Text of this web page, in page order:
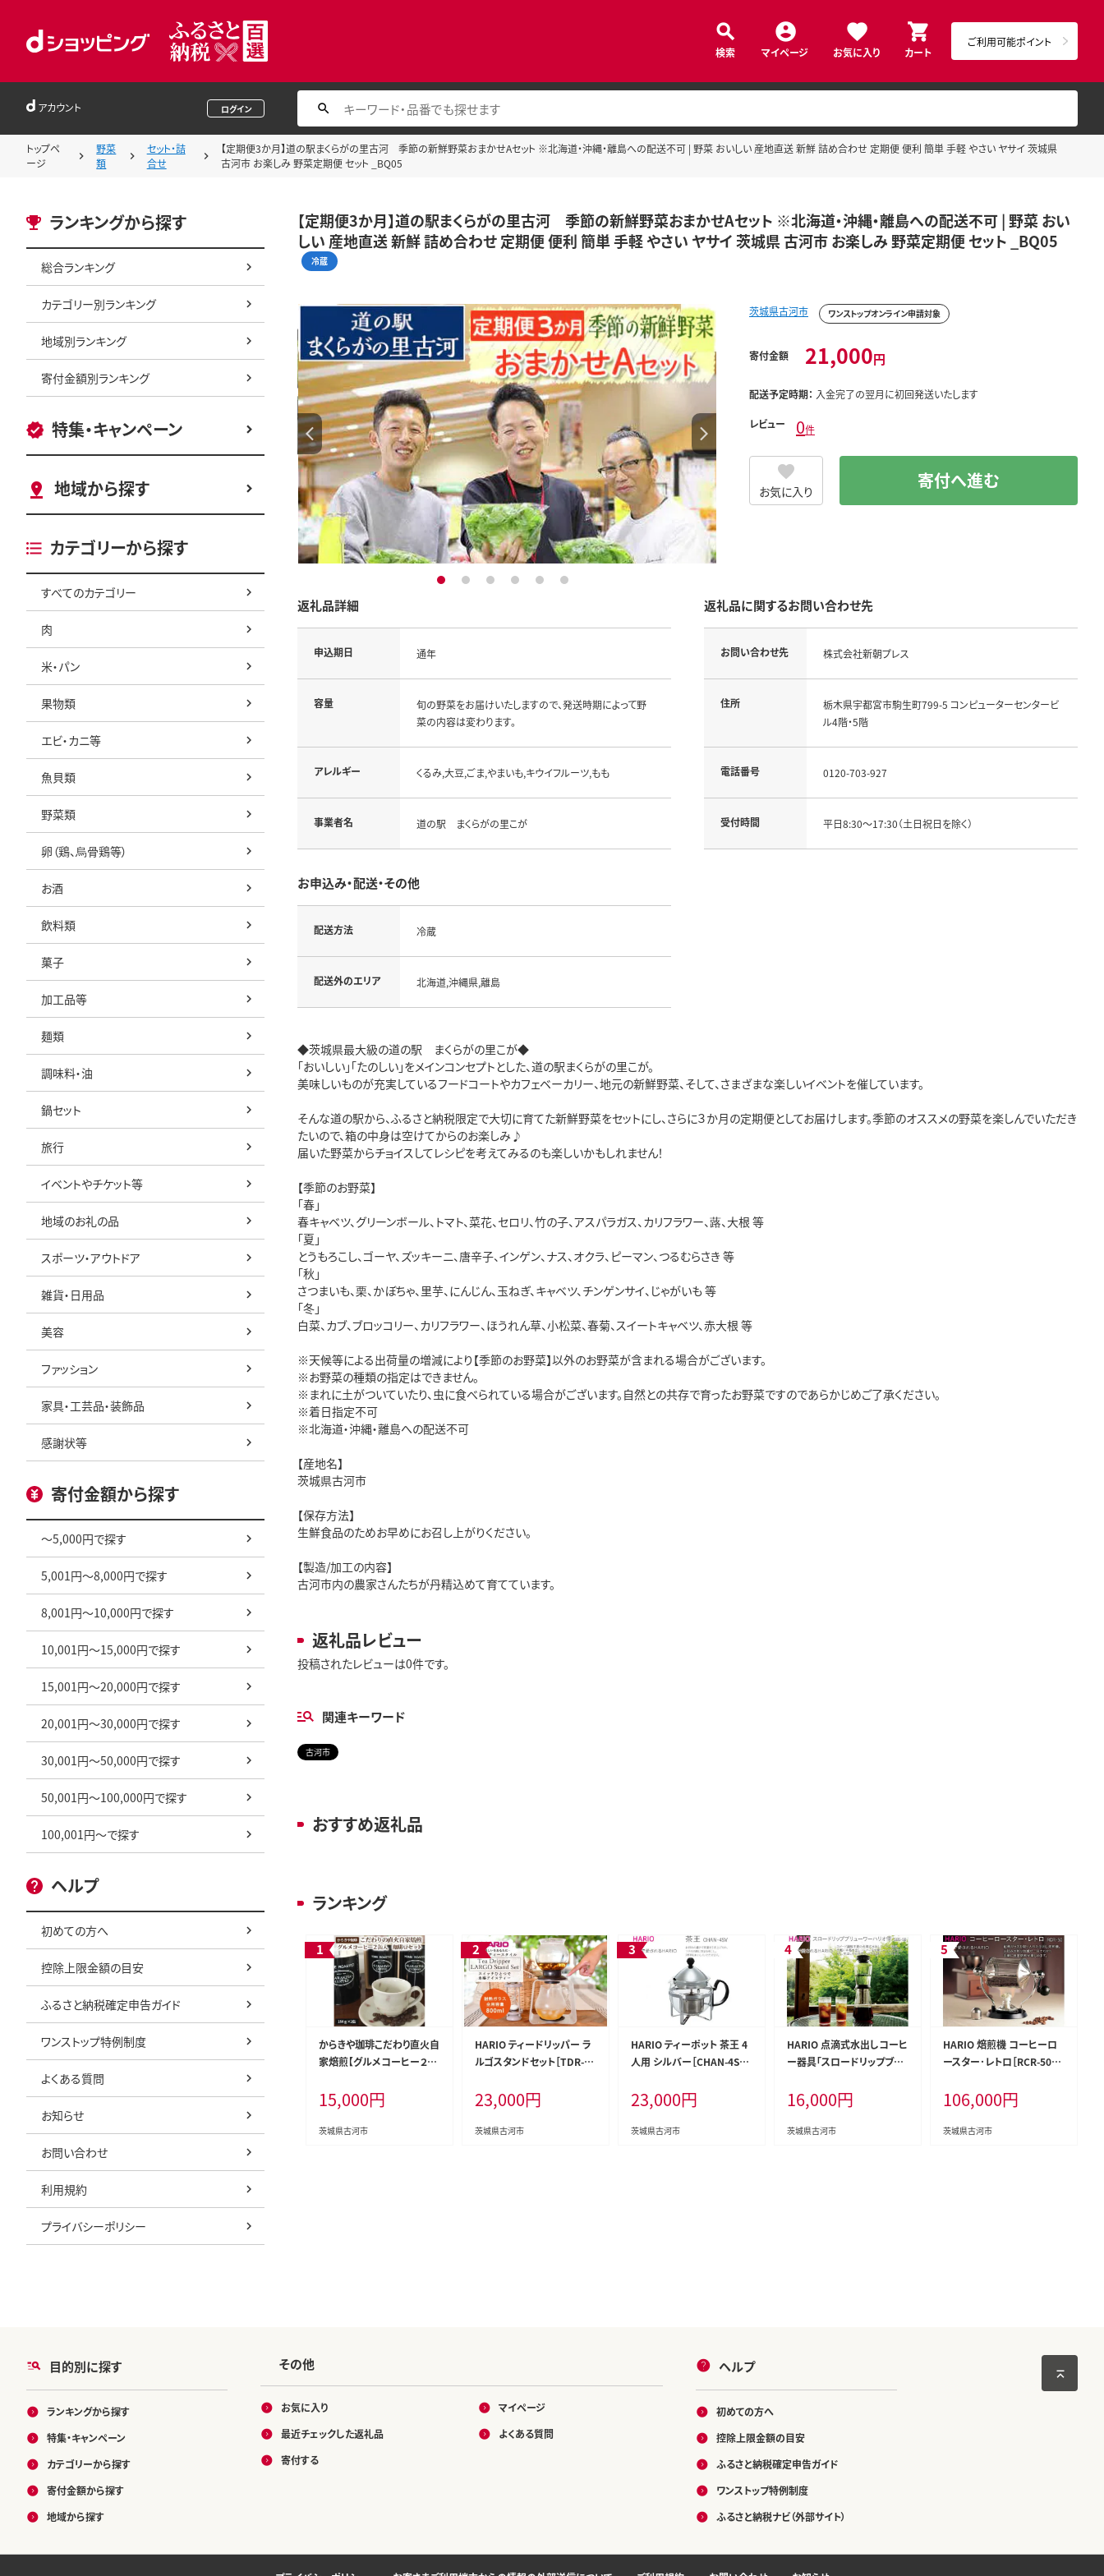
検索 マイページ お気に入り カート
ご利用可能ポイント
アカウント ログイン
トップペ
ージ
野菜
類
セット・詰
合せ
【定期便3か月】道の駅まくらがの里古河 季節の新鮮野菜おまかせAセット ※北海道・沖縄・離島への配送不可 | 野菜 おいしい 産地直送 新鮮 詰め合わせ 定期便 便利 簡単 手軽 やさい ヤサイ 茨城県
古河市 お楽しみ 野菜定期便 セット _BQ05
ランキングから探す
総合ランキング
カテゴリー別ランキング
地域別ランキング
寄付金額別ランキング
特集・キャンペーン
地域から探す
カテゴリーから探す
すべてのカテゴリー
肉
米・パン
果物類
エビ・カニ等
魚貝類
野菜類
卵（鶏、烏骨鶏等）
お酒
飲料類
菓子
加工品等
麺類
調味料・油
鍋セット
旅行
イベントやチケット等
地域のお礼の品
スポーツ・アウトドア
雑貨・日用品
美容
ファッション
家具・工芸品・装飾品
感謝状等
寄付金額から探す
～5,000円で探す
5,001円～8,000円で探す
8,001円～10,000円で探す
10,001円～15,000円で探す
15,001円～20,000円で探す
20,001円～30,000円で探す
30,001円～50,000円で探す
50,001円～100,000円で探す
100,001円～で探す
ヘルプ
初めての方へ
控除上限金額の目安
ふるさと納税確定申告ガイド
ワンストップ特例制度
よくある質問
お知らせ
お問い合わせ
利用規約
プライバシーポリシー
【定期便3か月】道の駅まくらがの里古河 季節の新鮮野菜おまかせAセット ※北海道・沖縄・離島への配送不可 | 野菜 おい
しい 産地直送 新鮮 詰め合わせ 定期便 便利 簡単 手軽 やさい ヤサイ 茨城県 古河市 お楽しみ 野菜定期便 セット _BQ05
冷蔵
1 2 3 4 5 6
茨城県古河市 ワンストップオンライン申請対象
寄付金額 21,000円
配送予定時期： 入金完了の翌月に初回発送いたします
レビュー 0件
お気に入り 寄付へ進む
返礼品詳細
申込期日 通年
容量
旬の野菜をお届けいたしますので、発送時期によって野
菜の内容は変わります。
アレルギー くるみ,大豆,ごま,やまいも,キウイフルーツ,もも
事業者名 道の駅 まくらがの里こが
お申込み・配送・その他
配送方法 冷蔵
配送外のエリア 北海道,沖縄県,離島
返礼品に関するお問い合わせ先
お問い合わせ先 株式会社新朝プレス
住所
栃木県宇都宮市駒生町799-5 コンピューターセンタービ
ル4階・5階
電話番号 0120-703-927
受付時間 平日8:30～17:30（土日祝日を除く）
◆茨城県最大級の道の駅 まくらがの里こが◆
「おいしい」「たのしい」をメインコンセプトとした、道の駅まくらがの里こが。
美味しいものが充実しているフードコートやカフェベーカリー、地元の新鮮野菜、そして、さまざまな楽しいイベントを催しています。
そんな道の駅から、ふるさと納税限定で大切に育てた新鮮野菜をセットにし、さらに３か月の定期便としてお届けします。季節のオススメの野菜を楽しんでいただき
たいので、箱の中身は空けてからのお楽しみ♪
届いた野菜からチョイスしてレシピを考えてみるのも楽しいかもしれません！
【季節のお野菜】
「春」
春キャベツ、グリーンボール、トマト、菜花、セロリ、竹の子、アスパラガス、カリフラワー、蕗、大根 等
「夏」
とうもろこし、ゴーヤ、ズッキーニ、唐辛子、インゲン、ナス、オクラ、ピーマン、つるむらさき 等
「秋」
さつまいも、栗、かぼちゃ、里芋、にんじん、玉ねぎ、キャベツ、チンゲンサイ、じゃがいも 等
「冬」
白菜、カブ、ブロッコリー、カリフラワー、ほうれん草、小松菜、春菊、スイートキャベツ、赤大根 等
※天候等による出荷量の増減により【季節のお野菜】以外のお野菜が含まれる場合がございます。
※お野菜の種類の指定はできません。
※まれに土がついていたり、虫に食べられている場合がございます。自然との共存で育ったお野菜ですのであらかじめご了承ください。
※着日指定不可
※北海道・沖縄・離島への配送不可
【産地名】
茨城県古河市
【保存方法】
生鮮食品のためお早めにお召し上がりください。
【製造/加工の内容】
古河市内の農家さんたちが丹精込めて育てています。
返礼品レビュー
投稿されたレビューは0件です。
関連キーワード
古河市
おすすめ返礼品
ランキング
からきや珈琲こだわり直火自
家焙煎【グルメコーヒー２缶
コーヒー 300グラム 珈琲 豆
コーヒー豆 珈琲豆 飲料 ド
リンク 取り寄せ お取り寄せ
15,000円
茨城県古河市
HARIO ティードリッパー ラ
ルゴスタンドセット［TDR-80
食器 器 キッチン 日用品 キッ
チン用品 日本製 おしゃれ か
わいい 紅茶 茶 アイスティー
23,000円
茨城県古河市
HARIO ティーポット 茶王 4
人用 シルバー［CHAN-4SV］
ン 日用品 キッチン用品 日本
製 おしゃれ かわいい_BE39
23,000円
茨城県古河市
HARIO 点滴式水出しコーヒ
ー器具「スロードリップブリ
B］｜ハリオ 耐熱 ガラス キッ
チン 日用品 キッチン用品 日
本製 おしゃれ かわいい 点
16,000円
茨城県古河市
HARIO 焙煎機 コーヒーロ
ースター･レトロ［RCR-50］
ン 日用品 キッチン用品 日本
製 おしゃれ かわいい コー
ヒー 焙煎 焙煎機 自家焙煎
106,000円
茨城県古河市
目的別に探す
ランキングから探す
特集・キャンペーン
カテゴリーから探す
寄付金額から探す
地域から探す
その他
お気に入り
最近チェックした返礼品
寄付する
マイページ
よくある質問
ヘルプ
初めての方へ
控除上限金額の目安
ふるさと納税確定申告ガイド
ワンストップ特例制度
ふるさと納税ナビ（外部サイト）